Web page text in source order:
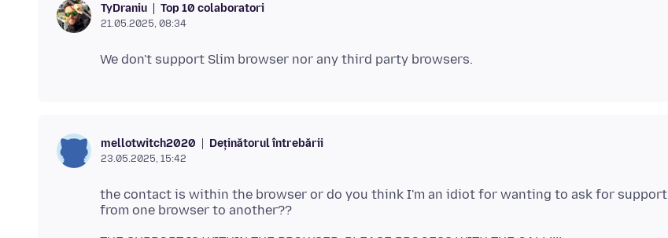
TyDraniu Top 10 colaboratori
21.05.2025, 08:34
mellotwitch2020 Deținătorul întrebării
23.05.2025, 15:42
the contact is within the browser or do you think I'm an idiot for wanting to ask for support